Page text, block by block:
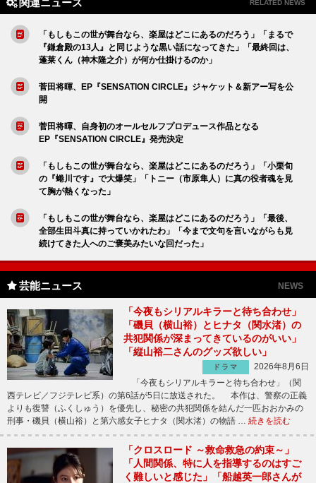
RELATED NEWS
「もしもこの世が舞台なら、楽屋はどこにあるのだろう」「まるで
『鎌倉殿の13人』と同じような黒い話になってきた」「最終回は、
蓬莱くん（神木隆之介）が何か仕掛けるのか」
菅田将暉、EP『SENSATION CIRCLE』ジャケット＆新アー写を公
開
菅田将暉、自身初のオールセルフプロデュース作品となる
EP『SENSATION CIRCLE』発売決定
「もしもこの世が舞台なら、楽屋はどこにあるのだろう」「小栗旬
の『蜷川です』で大爆笑」「トニー（市原隼人）に真の役者魂を見
て胸が熱くなった」
「もしもこの世が舞台なら、楽屋はどこにあるのだろう」「最後、
全部生田斗真に持っていかれたわ」「今まで文句を言いながらも見
続けてきた人へのご褒美みたいな回だった」
芸能ニュース NEWS
「今夜もシリアルキラーと待ち合わせ」
「磯貝（横山裕）とヒナタ（関水渚）の
共犯関係が深まってきているのがいい」
「縦山裕二さんのグッズ欲しい」
ドラマ
2026年8月6日
「今夜もシリアルキラーと待ち合わせ」（関
西テレビ／フジテレビ系）の第6話が5日に放送された。 本作は、警察の正義
よりも復讐（ふくしゅう）を優先し、秘密の共犯関係を結んだ一匹おおかみの
刑事・磯貝（横山裕）と第六感女子ヒナタ（関水渚）の物語 … 続きを読む
「クロスロード ～救命救急の約束～」
「人間関係、特に人を指導するのはすご
く難しいと感じた」「船越英一郎さんが